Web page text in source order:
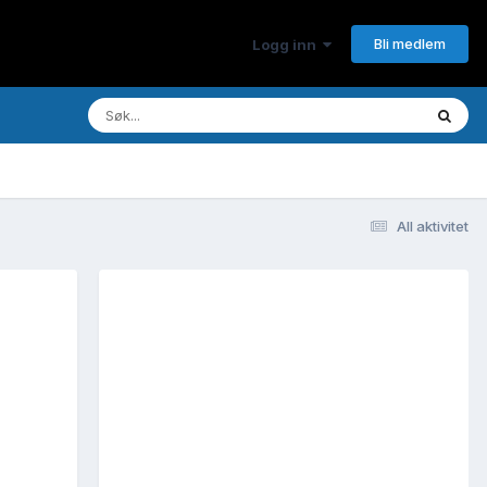
Logg inn Bli medlem
All aktivitet